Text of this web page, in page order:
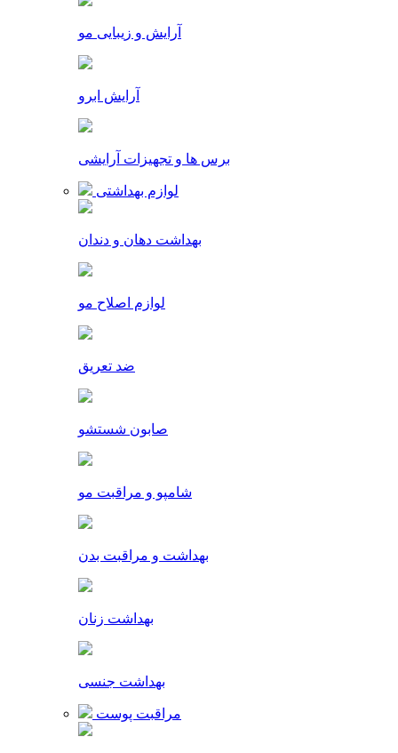
آرایش و زیبایی مو
آرایش ابرو
برس ها و تجهیزات آرایشی
لوازم بهداشتی
بهداشت دهان و دندان
لوازم اصلاح مو
ضد تعریق
صابون شستشو
شامپو و مراقبت مو
بهداشت و مراقبت بدن
بهداشت زنان
بهداشت جنسی
مراقبت پوست